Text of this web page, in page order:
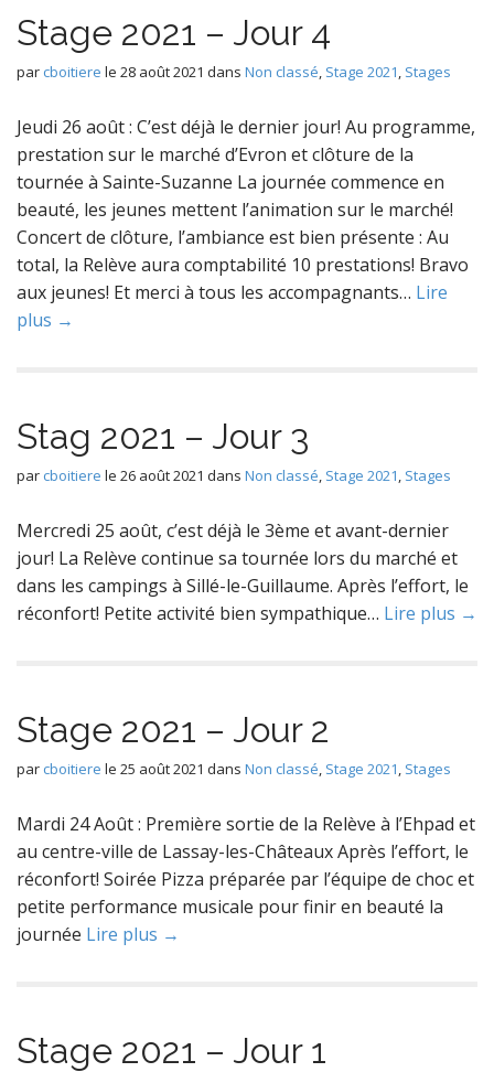
Stage 2021 – Jour 4
par cboitiere le 28 août 2021 dans Non classé, Stage 2021, Stages
Jeudi 26 août : C’est déjà le dernier jour! Au programme,
prestation sur le marché d’Evron et clôture de la
tournée à Sainte-Suzanne La journée commence en
beauté, les jeunes mettent l’animation sur le marché!
Concert de clôture, l’ambiance est bien présente : Au
total, la Relève aura comptabilité 10 prestations! Bravo
aux jeunes! Et merci à tous les accompagnants… Lire
plus →
Stag 2021 – Jour 3
par cboitiere le 26 août 2021 dans Non classé, Stage 2021, Stages
Mercredi 25 août, c’est déjà le 3ème et avant-dernier
jour! La Relève continue sa tournée lors du marché et
dans les campings à Sillé-le-Guillaume. Après l’effort, le
réconfort! Petite activité bien sympathique… Lire plus →
Stage 2021 – Jour 2
par cboitiere le 25 août 2021 dans Non classé, Stage 2021, Stages
Mardi 24 Août : Première sortie de la Relève à l’Ehpad et
au centre-ville de Lassay-les-Châteaux Après l’effort, le
réconfort! Soirée Pizza préparée par l’équipe de choc et
petite performance musicale pour finir en beauté la
journée Lire plus →
Stage 2021 – Jour 1